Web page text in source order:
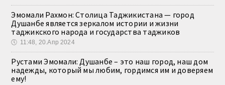
Эмомали Рахмон: Столица Таджикистана — город
Душанбе является зеркалом истории и жизни
таджикского народа и государства таджиков
🕔 11:48, 20.Апр 2024
Рустами Эмомали: Душанбе – это наш город, наш дом
надежды, который мы любим, гордимся им и доверяем
ему!